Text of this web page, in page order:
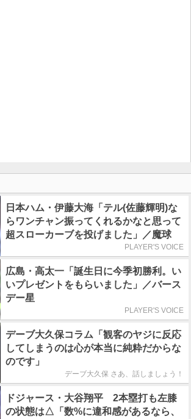
日本ハム・伊藤大海「テル(佐藤輝明)な
らワンチャン振ってくれるかなと思って
超スローカーブを投げました」／魔球
PLAYER'S VOICE
広島・高太一「誕生日に今季初勝利。い
いプレゼントをもらいました」／バース
デー星
PLAYER'S VOICE
デーブ大久保コラム「観客のヤジに反応
してしまうのは心が本当に純粋だからな
のです」
デーブ大久保 さあ、話しましょう！
ドジャース・大谷翔平 2本塁打も左膝
の状態は△「数%に違和感があるなら、